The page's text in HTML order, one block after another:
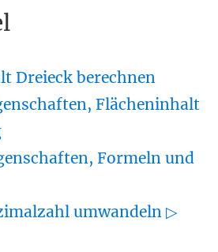
Dreieck berechnen
Flächeninhalt
Formeln und
umwandeln ▷